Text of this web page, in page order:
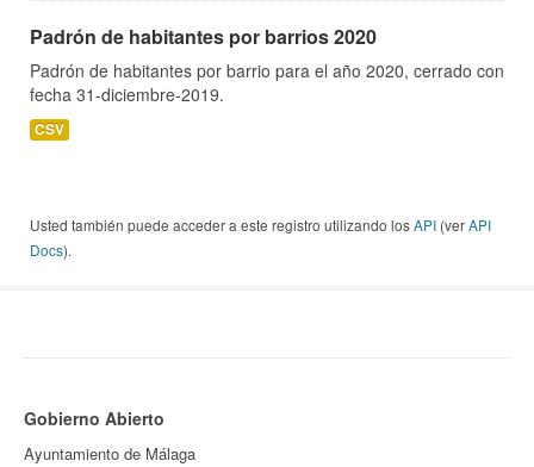
Padrón de habitantes por barrios 2020
Padrón de habitantes por barrio para el año 2020, cerrado con
fecha 31-diciembre-2019.
CSV
Usted también puede acceder a este registro utilizando losAPI (verAPI
Docs).
Gobierno Abierto
Ayuntamiento de Málaga